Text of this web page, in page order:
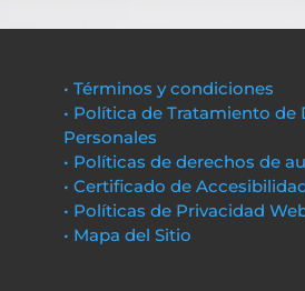
• Términos y condiciones
• Política de Tratamiento de
Personales
• Políticas de derechos de
• Certificado de
• Políticas de Privacidad
• Mapa del Sitio